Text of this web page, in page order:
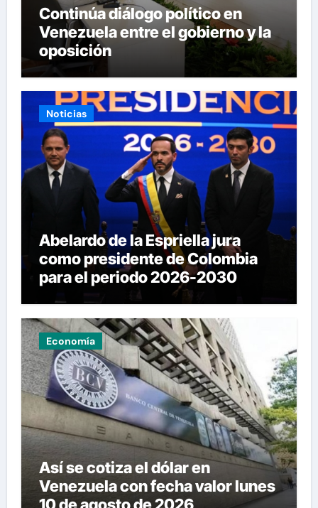
Continúa diálogo político en
Venezuela entre el gobierno y la
oposición
Noticias
Abelardo de la Espriella jura
como presidente de Colombia
para el periodo 2026-2030
Economía
Así se cotiza el dólar en
Venezuela con fecha valor lunes
10 de agosto de 2026